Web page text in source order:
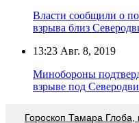
Власти сообщили о
взрыва близ
13:23 Авг. 8, 2019
Минобороны
взрыве под
Гороскоп Тамара Глоба,